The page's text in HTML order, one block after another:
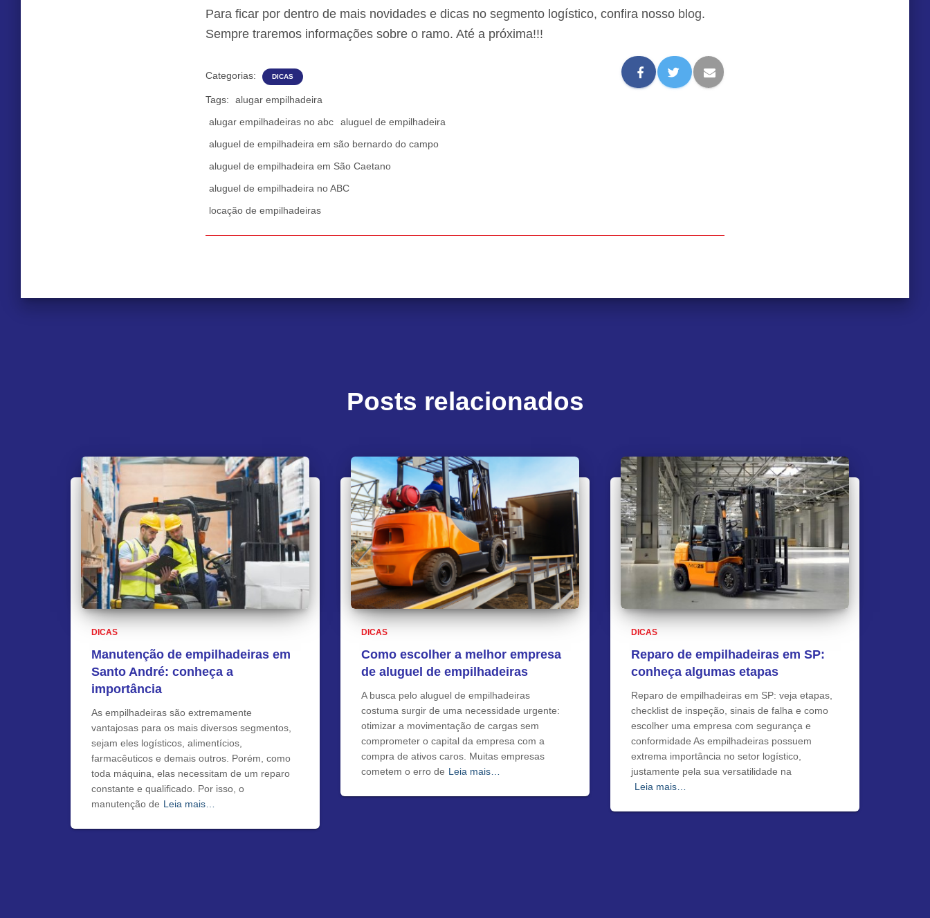
Para ficar por dentro de mais novidades e dicas no segmento logístico, confira nosso blog.
Sempre traremos informações sobre o ramo. Até a próxima!!!
Categorias: DICAS
Tags:
alugar empilhadeira
alugar empilhadeiras no abc
aluguel de empilhadeira
aluguel de empilhadeira em são bernardo do campo
aluguel de empilhadeira em São Caetano
aluguel de empilhadeira no ABC
locação de empilhadeiras
Posts relacionados
DICAS
Manutenção de empilhadeiras em
Santo André: conheça a
importância
As empilhadeiras são extremamente
vantajosas para os mais diversos segmentos,
sejam eles logísticos, alimentícios,
farmacêuticos e demais outros. Porém, como
toda máquina, elas necessitam de um reparo
constante e qualificado. Por isso, o
manutenção de Leia mais…
DICAS
Como escolher a melhor empresa
de aluguel de empilhadeiras
A busca pelo aluguel de empilhadeiras
costuma surgir de uma necessidade urgente:
otimizar a movimentação de cargas sem
comprometer o capital da empresa com a
compra de ativos caros. Muitas empresas
cometem o erro de Leia mais…
DICAS
Reparo de empilhadeiras em SP:
conheça algumas etapas
Reparo de empilhadeiras em SP: veja etapas,
checklist de inspeção, sinais de falha e como
escolher uma empresa com segurança e
conformidade As empilhadeiras possuem
extrema importância no setor logístico,
justamente pela sua versatilidade na
Leia mais…